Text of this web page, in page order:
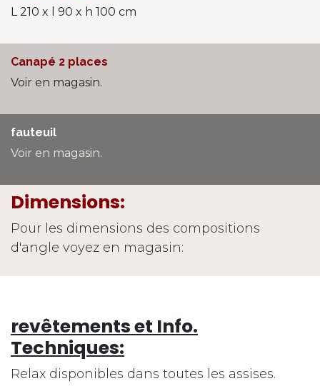
L 210 x l 90 x h 100 cm
Canapé 2 places
Voir en magasin.
fauteuil
Voir en magasin.
Dimensions:
Pour les dimensions des compositions
d'angle voyez en magasin:
revêtements et Info.
Techniques:
Relax disponibles dans toutes les assises.